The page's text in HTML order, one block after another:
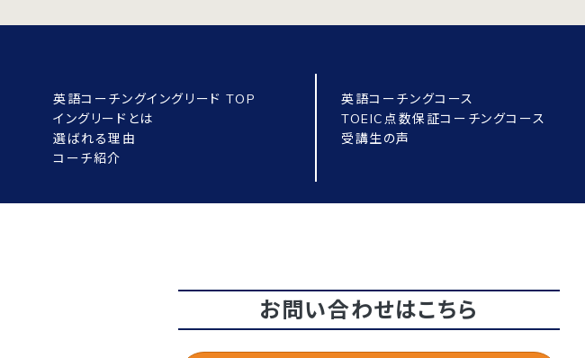
英語コーチングイングリード TOP
イングリードとは
選ばれる理由
コーチ紹介
英語コーチングコース
TOEIC点数保証コーチングコース
受講生の声
お問い合わせはこちら